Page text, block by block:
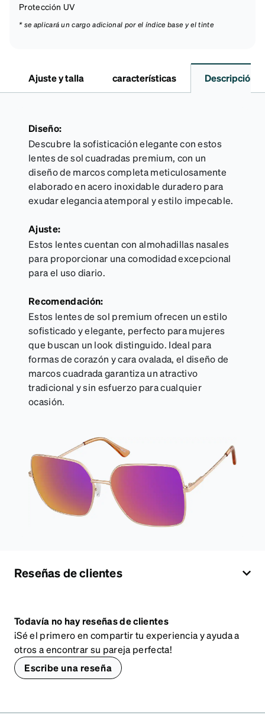
Protección UV
* se aplicará un cargo adicional por el índice base y el tinte
Ajuste y talla características Descripción
Diseño:
Descubre la sofisticación elegante con estos
lentes de sol cuadradas premium, con un
diseño de marcos completa meticulosamente
elaborado en acero inoxidable duradero para
exudar elegancia atemporal y estilo impecable.
Ajuste:
Estos lentes cuentan con almohadillas nasales
para proporcionar una comodidad excepcional
para el uso diario.
Recomendación:
Estos lentes de sol premium ofrecen un estilo
sofisticado y elegante, perfecto para mujeres
que buscan un look distinguido. Ideal para
formas de corazón y cara ovalada, el diseño de
marcos cuadrada garantiza un atractivo
tradicional y sin esfuerzo para cualquier
ocasión.
Reseñas de clientes
Todavía no hay reseñas de clientes
¡Sé el primero en compartir tu experiencia y ayuda a
otros a encontrar su pareja perfecta!
Escribe una reseña